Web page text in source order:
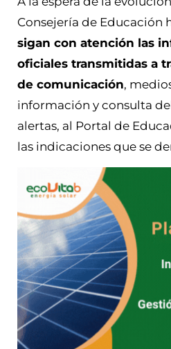
Consejería de Educación
sigan con atención las
oficiales transmitidas a
de comunicación,
información y consulta
alertas, al Portal de
las indicaciones que se